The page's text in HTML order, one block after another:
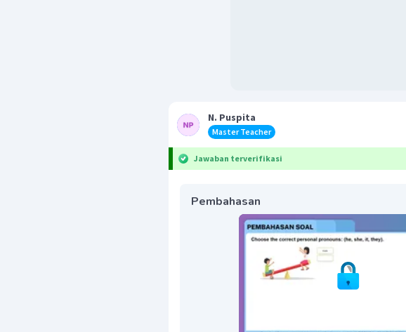
N. Puspita
Master Teacher
Jawaban terverifikasi
Pembahasan